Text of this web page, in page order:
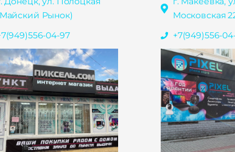
Рынок)
04-97
Московская
+7(949)556-